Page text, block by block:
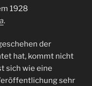
1928
.
der
hat, kommt nicht
sich wie eine
sehr